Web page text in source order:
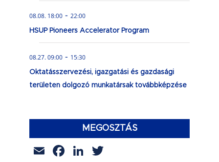
08.08. 18:00 - 22:00
HSUP Pioneers Accelerator Program
08.27. 09:00 - 15:30
Oktatásszervezési, igazgatási és gazdasági
területen dolgozó munkatársak továbbképzése
MEGOSZTÁS
EmailFacebook
LinkedIn